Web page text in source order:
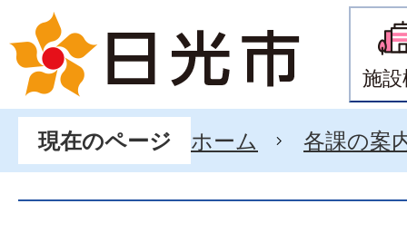
施
現在のページ ホーム 各課の案